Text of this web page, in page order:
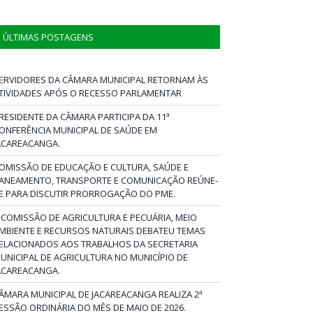
ÚLTIMAS POSTAGENS
DA CÂMARA MUNICIPAL RETORNAM ÀS
APÓS O RECESSO PARLAMENTAR
DA CÂMARA PARTICIPA DA 11ª
MUNICIPAL DE SAÚDE EM
DE EDUCAÇÃO E CULTURA, SAÚDE E
TRANSPORTE E COMUNICAÇÃO REÚNE-
PARA DISCUTIR PRORROGAÇÃO DO PME.
DE AGRICULTURA E PECUÁRIA, MEIO
E RECURSOS NATURAIS DEBATEU TEMAS
AOS TRABALHOS DA SECRETARIA
DE AGRICULTURA NO MUNICÍPIO DE
MUNICIPAL DE JACAREACANGA REALIZA 2ª
ORDINÁRIA DO MÊS DE MAIO DE 2026.